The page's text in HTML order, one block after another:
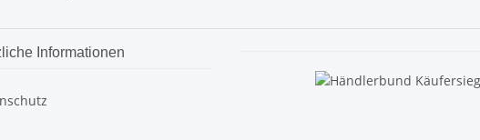
Informationen